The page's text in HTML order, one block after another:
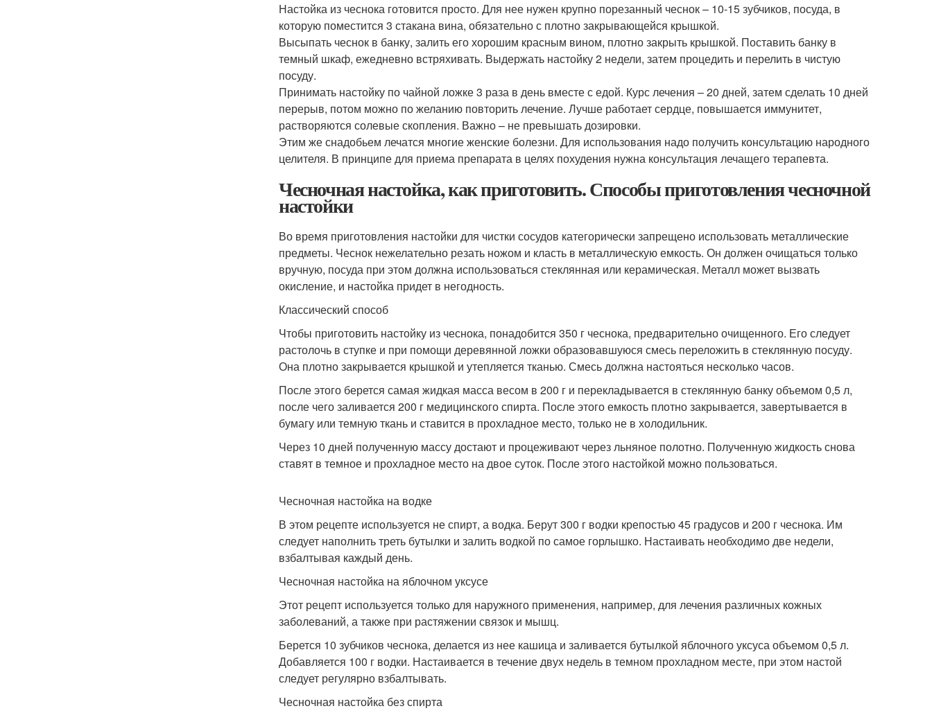
Настойка из чеснока готовится просто. Для нее нужен крупно порезанный чеснок – 10-15 зубчиков, посуда, в
которую поместится 3 стакана вина, обязательно с плотно закрывающейся крышкой.
Высыпать чеснок в банку, залить его хорошим красным вином, плотно закрыть крышкой. Поставить банку в
темный шкаф, ежедневно встряхивать. Выдержать настойку 2 недели, затем процедить и перелить в чистую
посуду.
Принимать настойку по чайной ложке 3 раза в день вместе с едой. Курс лечения – 20 дней, затем сделать 10 дней
перерыв, потом можно по желанию повторить лечение. Лучше работает сердце, повышается иммунитет,
растворяются солевые скопления. Важно – не превышать дозировки.
Этим же снадобьем лечатся многие женские болезни. Для использования надо получить консультацию народного
целителя. В принципе для приема препарата в целях похудения нужна консультация лечащего терапевта.
Чесночная настойка, как приготовить. Способы приготовления чесночной
настойки
Во время приготовления настойки для чистки сосудов категорически запрещено использовать металлические
предметы. Чеснок нежелательно резать ножом и класть в металлическую емкость. Он должен очищаться только
вручную, посуда при этом должна использоваться стеклянная или керамическая. Металл может вызвать
окисление, и настойка придет в негодность.
Классический способ
Чтобы приготовить настойку из чеснока, понадобится 350 г чеснока, предварительно очищенного. Его следует
растолочь в ступке и при помощи деревянной ложки образовавшуюся смесь переложить в стеклянную посуду.
Она плотно закрывается крышкой и утепляется тканью. Смесь должна настояться несколько часов.
После этого берется самая жидкая масса весом в 200 г и перекладывается в стеклянную банку объемом 0,5 л,
после чего заливается 200 г медицинского спирта. После этого емкость плотно закрывается, завертывается в
бумагу или темную ткань и ставится в прохладное место, только не в холодильник.
Через 10 дней полученную массу достают и процеживают через льняное полотно. Полученную жидкость снова
ставят в темное и прохладное место на двое суток. После этого настойкой можно пользоваться.
Чесночная настойка на водке
В этом рецепте используется не спирт, а водка. Берут 300 г водки крепостью 45 градусов и 200 г чеснока. Им
следует наполнить треть бутылки и залить водкой по самое горлышко. Настаивать необходимо две недели,
взбалтывая каждый день.
Чесночная настойка на яблочном уксусе
Этот рецепт используется только для наружного применения, например, для лечения различных кожных
заболеваний, а также при растяжении связок и мышц.
Берется 10 зубчиков чеснока, делается из нее кашица и заливается бутылкой яблочного уксуса объемом 0,5 л.
Добавляется 100 г водки. Настаивается в течение двух недель в темном прохладном месте, при этом настой
следует регулярно взбалтывать.
Чесночная настойка без спирта